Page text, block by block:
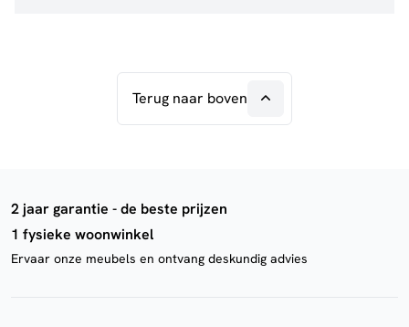
Terug naar boven
2 jaar garantie - de beste prijzen
1 fysieke woonwinkel
Ervaar onze meubels en ontvang deskundig advies